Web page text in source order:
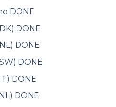
DONE
DONE
DONE
DONE
DONE
DONE